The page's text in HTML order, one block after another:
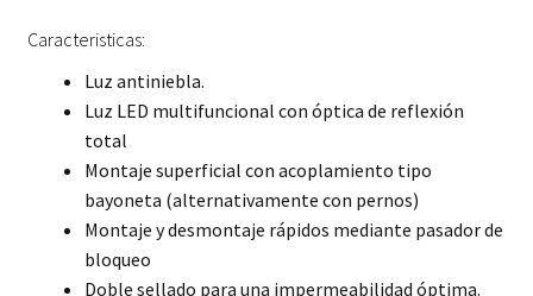
Caracteristicas:
Luz antiniebla.
Luz LED multifuncional con óptica de reflexión
total
Montaje superficial con acoplamiento tipo
bayoneta (alternativamente con pernos)
Montaje y desmontaje rápidos mediante pasador de
bloqueo
Doble sellado para una impermeabilidad óptima.